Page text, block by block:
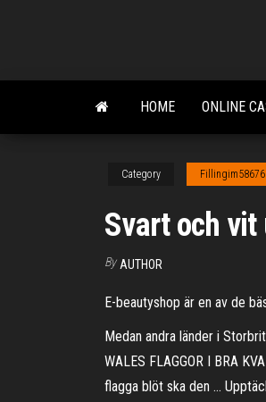
content
HOME ONLINE
Category Fillingim58676
Svart och
By AUTHOR
E-beautyshop är en av de
Medan andra länder i
WALES FLAGGOR I BRA
flagga blöt ska den …